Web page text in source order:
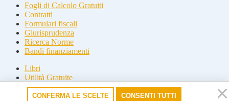
Fogli di Calcolo Gratuiti
Contratti
Formulari fiscali
Giurisprudenza
Ricerca Norme
Bandi finanziamenti
Libri
Utilità Gratuite
Guide fiscali
CONFERMA LE SCELTE CONSENTI TUTTI